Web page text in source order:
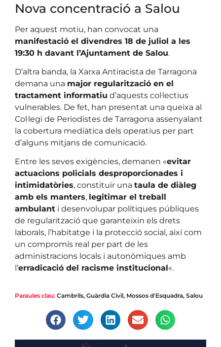
Nova concentració a Salou
Per aquest motiu, han convocat una
manifestació el divendres 18 de juliol a les
19:30 h davant l’Ajuntament de Salou.
D’altra banda, la Xarxa Antiracista de Tarragona
demana una major regularització en el
tractament informatiu d’aquests col·lectius
vulnerables. De fet, han presentat una queixa al
Col·legi de Periodistes de Tarragona assenyalant
la cobertura mediàtica dels operatius per part
d’alguns mitjans de comunicació.
Entre les seves exigències, demanen «evitar
actuacions policials desproporcionades i
intimidatòries, constituir una taula de diàleg
amb els manters, legitimar el treball
ambulant i desenvolupar polítiques públiques
de regularització que garanteixin els drets
laborals, l’habitatge i la protecció social, així com
un compromís real per part de les
administracions locals i autonòmiques amb
l’erradicació del racisme institucional«.
Paraules clau: Cambrils, Guàrdia Civil, Mossos d'Esquadra, Salou